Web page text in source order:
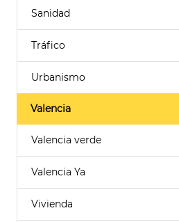
Sanidad
Tráfico
Urbanismo
Valencia
Valencia verde
Valencia Ya
Vivienda